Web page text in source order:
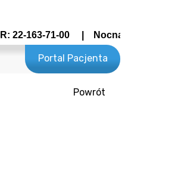
71-00 | Nocna Pomoc Lekarska -
Portal Pacjenta
Powrót